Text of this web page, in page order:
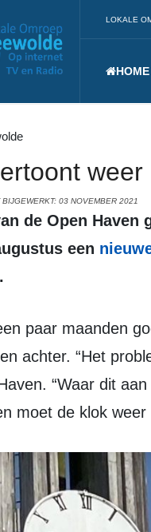
LOKALE
HOME
weer
BIJGEWERKT: 03 NOVEMBER 2021
een
achter. “Het
“Waar dit
moet de klok weer